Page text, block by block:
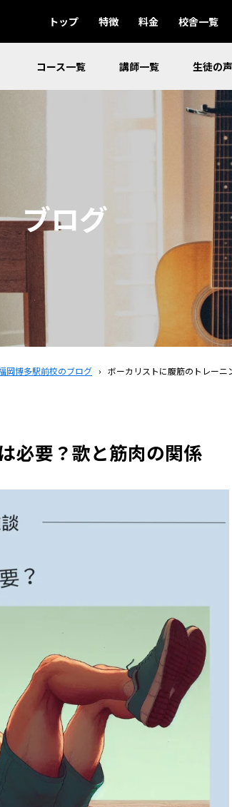
トップ 特徴 料金 校舎一覧
コース一覧 講師一覧 生徒の声
ブログ
岡博多駅前校のブログ › ボーカリストに腹筋のトレー
必要？歌と筋肉の関係